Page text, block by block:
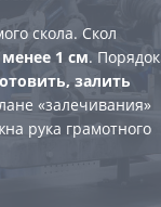
скола. Скол
1 см. Порядок
залить
«залечивания»
рука грамотного